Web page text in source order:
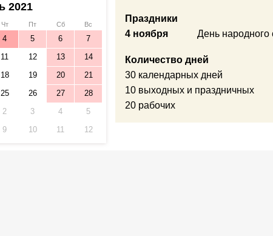
2021
Чт Пт Сб
Вс
4 5 6 7
11 12 13 14
18 19 20 21
25 26 27 28
2 3 4
5
9 10 11 12
Праздники
4 ноября
День народного
Количество дней
30 календарных дней
10 выходных и праздничных
20 рабочих